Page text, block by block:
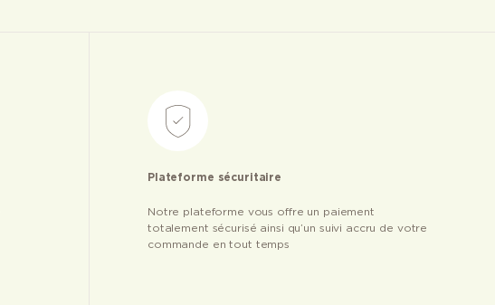
Plateforme sécuritaire
Notre plateforme vous offre un paiement
totalement sécurisé ainsi qu’un suivi accru de votre
commande en tout temps